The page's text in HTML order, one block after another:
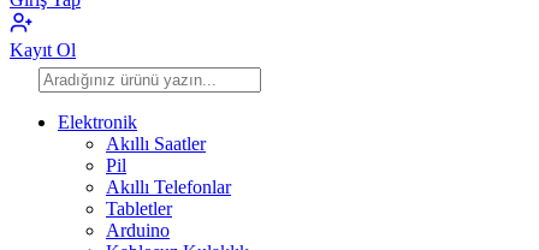
Kayıt Ol
Elektronik
Akıllı Saatler
Pil
Akıllı Telefonlar
Tabletler
Arduino